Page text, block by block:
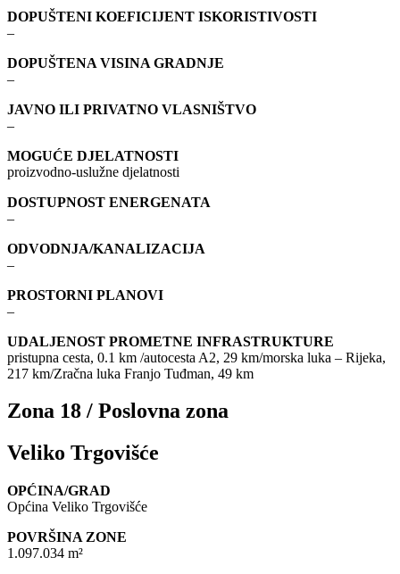
DOPUŠTENI KOEFICIJENT ISKORISTIVOSTI
–
DOPUŠTENA VISINA GRADNJE
–
JAVNO ILI PRIVATNO VLASNIŠTVO
–
MOGUĆE DJELATNOSTI
proizvodno-uslužne djelatnosti
DOSTUPNOST ENERGENATA
–
ODVODNJA/KANALIZACIJA
–
PROSTORNI PLANOVI
–
UDALJENOST PROMETNE INFRASTRUKTURE
pristupna cesta, 0.1 km /autocesta A2, 29 km/morska luka – Rijeka,
217 km/Zračna luka Franjo Tuđman, 49 km
Zona 18 / Poslovna zona
Veliko Trgovišće
OPĆINA/GRAD
Općina Veliko Trgovišće
POVRŠINA ZONE
1.097.034 m²